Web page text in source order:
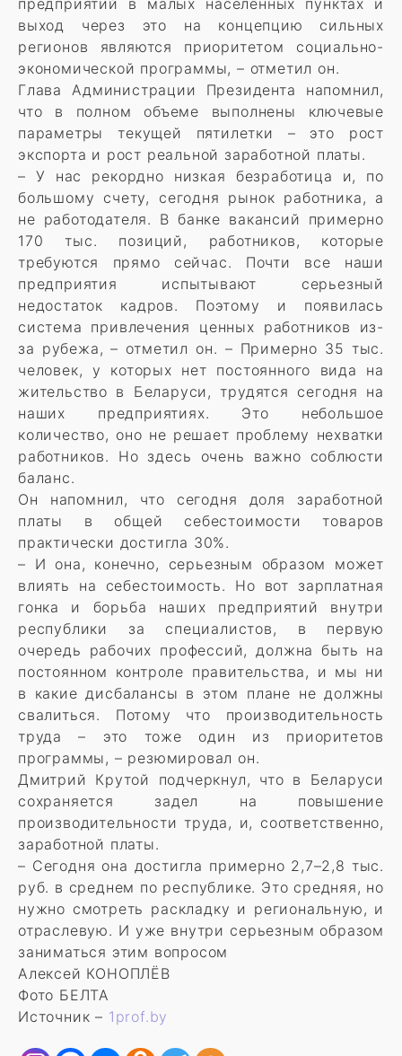
предприятий в малых населенных пунктах и
выход через это на концепцию сильных
регионов являются приоритетом социально-
экономической программы, – отметил он.
Глава Администрации Президента напомнил,
что в полном объеме выполнены ключевые
параметры текущей пятилетки – это рост
экспорта и рост реальной заработной платы.
– У нас рекордно низкая безработица и, по
большому счету, сегодня рынок работника, а
не работодателя. В банке вакансий примерно
170 тыс. позиций, работников, которые
требуются прямо сейчас. Почти все наши
предприятия испытывают серьезный
недостаток кадров. Поэтому и появилась
система привлечения ценных работников из-
за рубежа, – отметил он. – Примерно 35 тыс.
человек, у которых нет постоянного вида на
жительство в Беларуси, трудятся сегодня на
наших предприятиях. Это небольшое
количество, оно не решает проблему нехватки
работников. Но здесь очень важно соблюсти
баланс.
Он напомнил, что сегодня доля заработной
платы в общей себестоимости товаров
практически достигла 30%.
– И она, конечно, серьезным образом может
влиять на себестоимость. Но вот зарплатная
гонка и борьба наших предприятий внутри
республики за специалистов, в первую
очередь рабочих профессий, должна быть на
постоянном контроле правительства, и мы ни
в какие дисбалансы в этом плане не должны
свалиться. Потому что производительность
труда – это тоже один из приоритетов
программы, – резюмировал он.
Дмитрий Крутой подчеркнул, что в Беларуси
сохраняется задел на повышение
производительности труда, и, соответственно,
заработной платы.
– Сегодня она достигла примерно 2,7–2,8 тыс.
руб. в среднем по республике. Это средняя, но
нужно смотреть раскладку и региональную, и
отраслевую. И уже внутри серьезным образом
заниматься этим вопросом
Алексей КОНОПЛЁВ
Фото БЕЛТА
Источник – 1prof.by